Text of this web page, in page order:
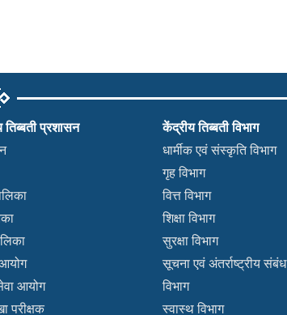
प्रशासन
आयोग
परीक्षक
केंद्रीय तिब्बती विभाग
धार्मीक एवं संस्कृति विभाग
गृह विभाग
वित्त विभाग
शिक्षा विभाग
सुरक्षा विभाग
सूचना एवं अंतर्राष्ट्रीय संबंध
विभाग
स्वास्थ विभाग